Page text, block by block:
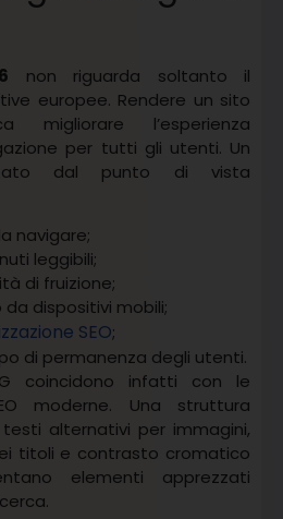
non riguarda soltanto il
europee. Rendere un sito
migliorare l’esperienza
per tutti gli utenti. Un
dal punto di vista
navigare;
leggibili;
di fruizione;
da dispositivi mobili;
SEO;
di permanenza degli utenti.
coincidono infatti con le
moderne. Una struttura
alternativi per immagini,
titoli e contrasto cromatico
elementi apprezzati